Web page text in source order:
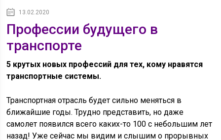
13.02.2020
Профессии будущего в
транспорте
5 крутых новых профессий для тех, кому нравятся
транспортные системы.
Транспортная отрасль будет сильно меняться в
ближайшие годы. Трудно представить, но даже
самолет появился всего каких-то 100 с небольшим лет
назад! Уже сейчас мы видим и слышим о прорывных